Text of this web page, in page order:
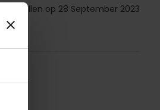
door: Ellen op 28 September 2023